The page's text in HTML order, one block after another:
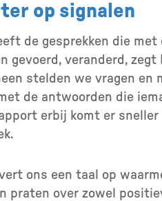
op signalen
de gesprekken die
gevoerd, veranderd, zegt
stelden we vragen en
de antwoorden die
erbij komt er
ons een taal op
praten over zowel